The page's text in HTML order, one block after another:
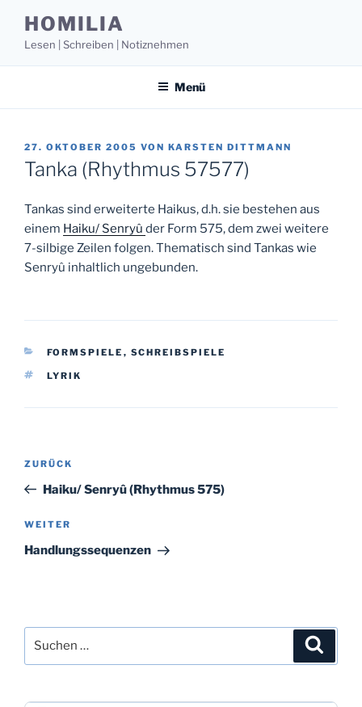
Inhalt
springen
HOMILIA
Lesen | Schreiben | Notiznehmen
Menü
VERÖFFENTLICHT
AM
27. OKTOBER 2005 VON KARSTEN DITTMANN
Tanka (Rhythmus 57577)
Tankas sind erweiterte Haikus, d.h. sie bestehen aus
einem Haiku/ Senryû der Form 575, dem zwei weitere
7-silbige Zeilen folgen. Thematisch sind Tankas wie
Senryû inhaltlich ungebunden.
KATEGORIEN
FORMSPIELE , SCHREIBSPIELE
SCHLAGWÖRTER
LYRIK
Beitragsnavigation
Vorheriger
Beitrag
ZURÜCK
Haiku/ Senryû (Rhythmus 575)
Nächster
Beitrag
WEITER
Handlungssequenzen
nach: